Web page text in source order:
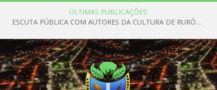
ÚLTIMAS PUBLICAÇÕES:
ESCUTA PÚBLICA COM AUTORES DA CULTURA DE RURÓPOLIS